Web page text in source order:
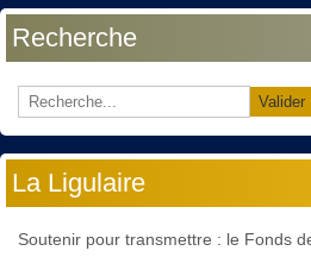
Recherche
Valider
La Ligulaire
Soutenir pour transmettre : le Fonds